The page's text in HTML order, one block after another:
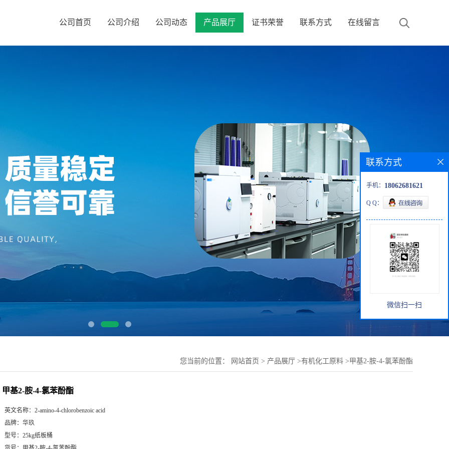
公司首页 公司介绍 公司动态 产品展厅 证书荣誉 联系方式 在线留言
您当前的位置： 网站首页 > 产品展厅 >有机化工原料 >甲基2-胺-4-氯苯酚酯
甲基2-胺-4-氯苯酚酯
英文名称： 2-amino-4-chlorobenzoic acid
品牌： 华玖
型号： 25kg纸板桶
联系方式
手机： 18062681621
Q Q：
微信扫一扫